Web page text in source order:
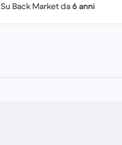
Su Back Market da6 anni